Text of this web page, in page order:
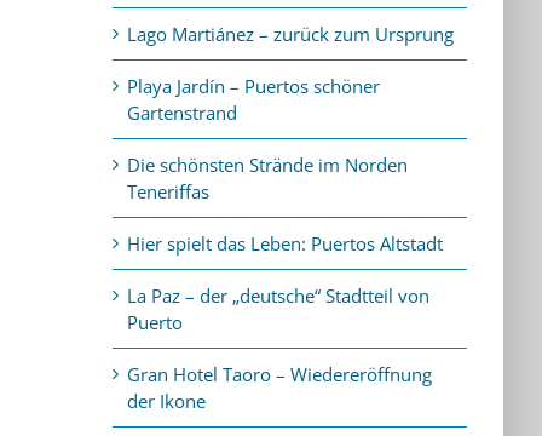
Lago Martiánez – zurück zum Ursprung
Playa Jardín – Puertos schöner
Gartenstrand
Die schönsten Strände im Norden
Teneriffas
Hier spielt das Leben: Puertos Altstadt
La Paz – der „deutsche“ Stadtteil von
Puerto
Gran Hotel Taoro – Wiedereröffnung
der Ikone